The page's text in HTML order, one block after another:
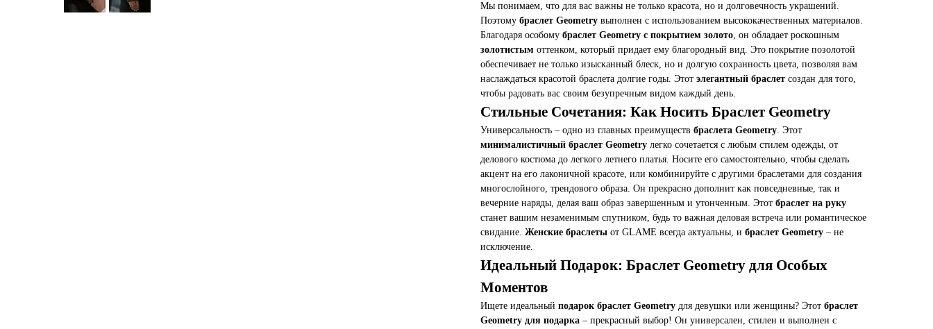
Мы понимаем, что для вас важны не только красота, но и долговечность украшений.
Поэтому браслет Geometry выполнен с использованием высококачественных материалов.
Благодаря особому браслет Geometry с покрытием золото, он обладает роскошным
золотистым оттенком, который придает ему благородный вид. Это покрытие позолотой
обеспечивает не только изысканный блеск, но и долгую сохранность цвета, позволяя вам
наслаждаться красотой браслета долгие годы. Этот элегантный браслет создан для того,
чтобы радовать вас своим безупречным видом каждый день.
Стильные Сочетания: Как Носить Браслет Geometry
Универсальность – одно из главных преимуществ браслета Geometry. Этот
минималистичный браслет Geometry легко сочетается с любым стилем одежды, от
делового костюма до легкого летнего платья. Носите его самостоятельно, чтобы сделать
акцент на его лаконичной красоте, или комбинируйте с другими браслетами для создания
многослойного, трендового образа. Он прекрасно дополнит как повседневные, так и
вечерние наряды, делая ваш образ завершенным и утонченным. Этот браслет на руку
станет вашим незаменимым спутником, будь то важная деловая встреча или романтическое
свидание. Женские браслеты от GLAME всегда актуальны, и браслет Geometry – не
исключение.
Идеальный Подарок: Браслет Geometry для Особых
Моментов
Ищете идеальный подарок браслет Geometry для девушки или женщины? Этот браслет
Geometry для подарка – прекрасный выбор! Он универсален, стилен и выполнен с